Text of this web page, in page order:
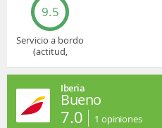
9.5
Servicio a bordo
(actitud,
Iberia
Bueno
7.0 1 opiniones